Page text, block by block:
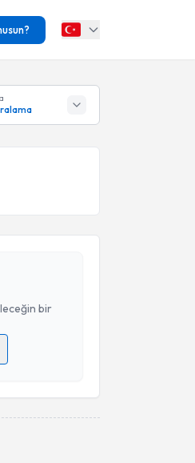
bir
e-
Metni